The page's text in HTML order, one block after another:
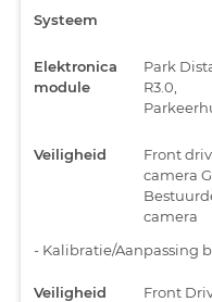
Systeem
Elektronica
module
Park
R3.0,
Veiligheid
Front
camera
camera
- Kalibratie/Aanpassing
Veiligheid
Front